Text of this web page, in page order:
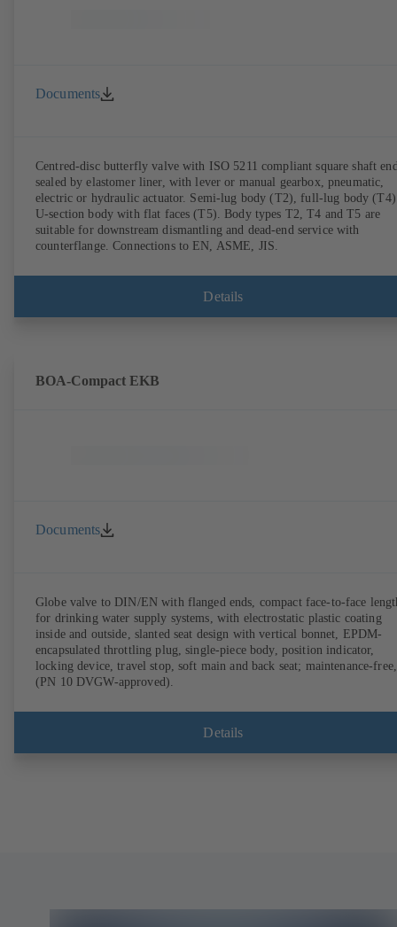
Documents
Centred-disc butterfly valve with ISO 5211 compliant square shaft
sealed by elastomer liner, with lever or manual gearbox, pneumatic,
electric or hydraulic actuator. Semi-lug body (T2), full-lug body
U-section body with flat faces (T5). Body types T2, T4 and T5 are
suitable for downstream dismantling and dead-end service with
counterflange. Connections to EN, ASME, JIS.
Details
BOA-Compact EKB
Documents
Globe valve to DIN/EN with flanged ends, compact face-to-face
for drinking water supply systems, with electrostatic plastic coating
inside and outside, slanted seat design with vertical bonnet, EPDM-
encapsulated throttling plug, single-piece body, position indicator,
locking device, travel stop, soft main and back seat; maintenance-free,
(PN 10 DVGW-approved).
Details